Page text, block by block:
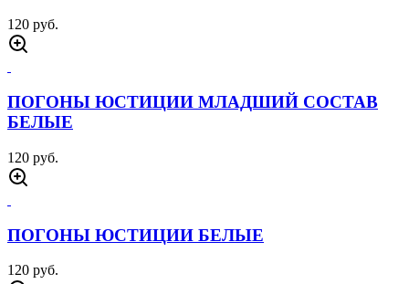
120 руб.
ПОГОНЫ ЮСТИЦИИ МЛАДШИЙ СОСТАВ
БЕЛЫЕ
120 руб.
ПОГОНЫ ЮСТИЦИИ БЕЛЫЕ
120 руб.